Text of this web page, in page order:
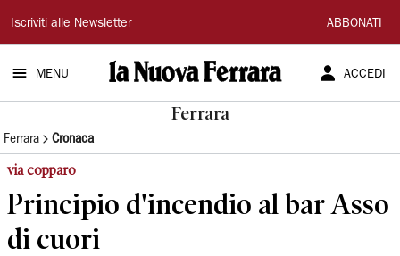
La
Nuova
Ferrara
Iscriviti alle Newsletter ABBONATI
MENU ACCEDI
Ferrara
Ferrara Cronaca
via copparo
Principio d'incendio al bar Asso
di cuori